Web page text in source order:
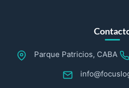
Parque Patricios, CABA